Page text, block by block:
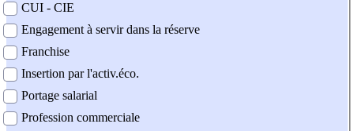
CUI - CIE
Engagement à servir dans la réserve
Franchise
Insertion par l'activ.éco.
Portage salarial
Profession commerciale